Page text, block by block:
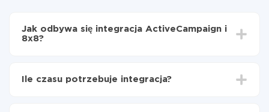
Jak odbywa się integracja ActiveCampaign i
8x8?
8x8
Ile czasu potrzebuje integracja?